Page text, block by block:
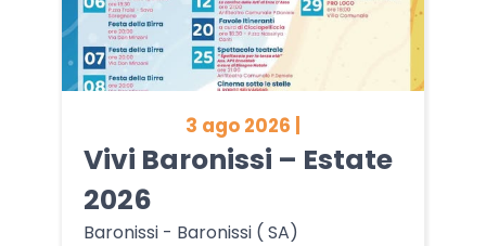
3 ago 2026 |
Vivi Baronissi – Estate
2026
Baronissi - Baronissi ( SA)